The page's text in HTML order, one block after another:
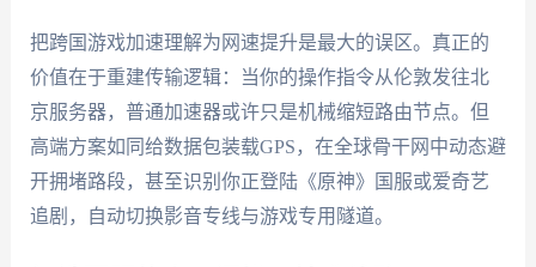
把跨国游戏加速理解为网速提升是最大的误区。真正的
价值在于重建传输逻辑：当你的操作指令从伦敦发往北
京服务器，普通加速器或许只是机械缩短路由节点。但
高端方案如同给数据包装载GPS，在全球骨干网中动态避
开拥堵路段，甚至识别你正登陆《原神》国服或爱奇艺
追剧，自动切换影音专线与游戏专用隧道。